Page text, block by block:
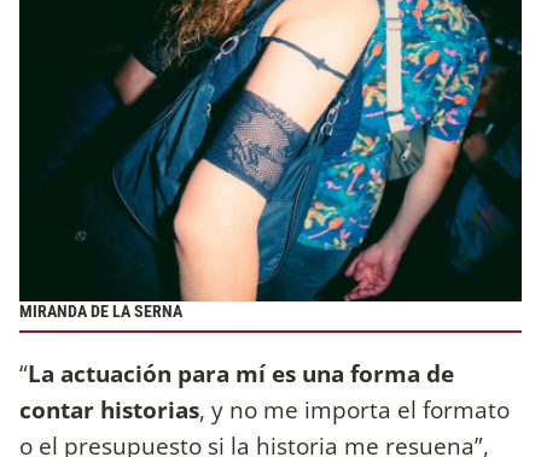
MIRANDA DE LA SERNA
“La actuación para mí es una forma de
contar historias, y no me importa el formato
o el presupuesto si la historia me resuena”,